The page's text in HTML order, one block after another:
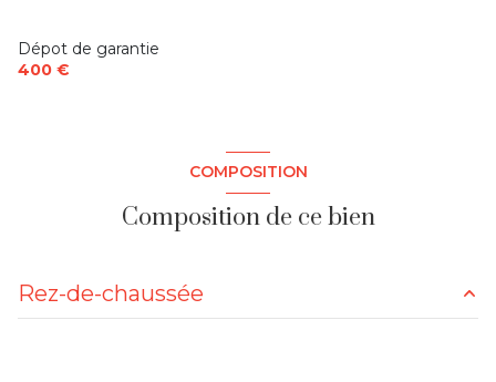
Dépot de garantie
400 €
COMPOSITION
Composition de ce bien
Rez-de-chaussée